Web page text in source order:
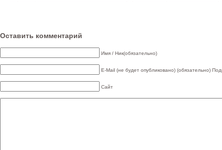
Оставить комментарий
Имя / Ник(обязательно)
E-Mail (не будет опубликовано) (обязательно)
Сайт